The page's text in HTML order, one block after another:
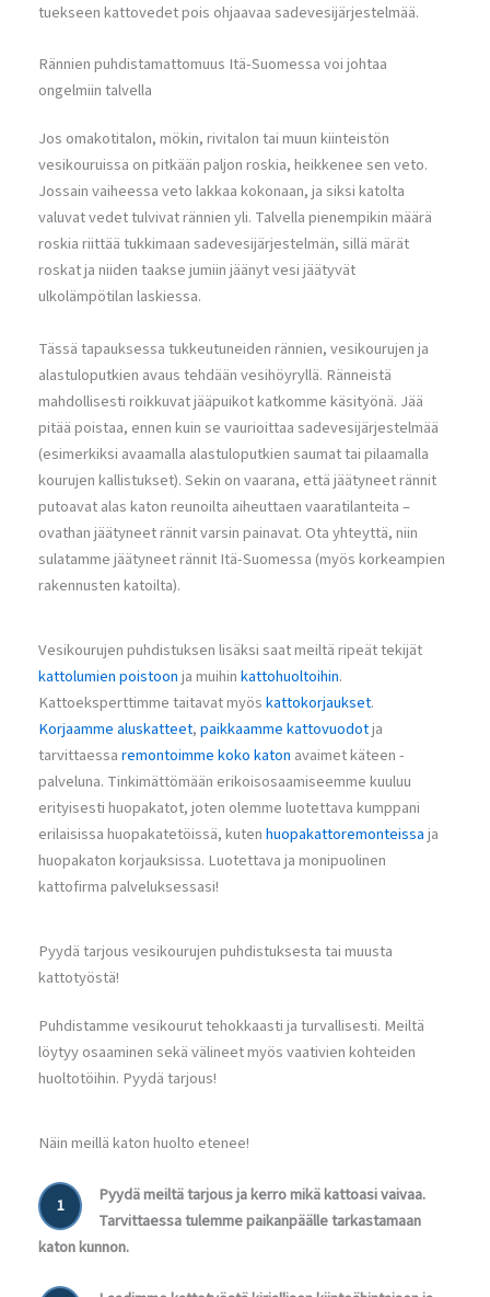
tuekseen kattovedet pois ohjaavaa sadevesijärjestelmää.
Rännien puhdistamattomuus Itä-Suomessa voi johtaa
ongelmiin talvella
Jos omakotitalon, mökin, rivitalon tai muun kiinteistön
vesikouruissa on pitkään paljon roskia, heikkenee sen veto.
Jossain vaiheessa veto lakkaa kokonaan, ja siksi katolta
valuvat vedet tulvivat rännien yli. Talvella pienempikin määrä
roskia riittää tukkimaan sadevesijärjestelmän, sillä märät
roskat ja niiden taakse jumiin jäänyt vesi jäätyvät
ulkolämpötilan laskiessa.
Tässä tapauksessa tukkeutuneiden rännien, vesikourujen ja
alastuloputkien avaus tehdään vesihöyryllä. Ränneistä
mahdollisesti roikkuvat jääpuikot katkomme käsityönä. Jää
pitää poistaa, ennen kuin se vaurioittaa sadevesijärjestelmää
(esimerkiksi avaamalla alastuloputkien saumat tai pilaamalla
kourujen kallistukset). Sekin on vaarana, että jäätyneet rännit
putoavat alas katon reunoilta aiheuttaen vaaratilanteita –
ovathan jäätyneet rännit varsin painavat. Ota yhteyttä, niin
sulatamme jäätyneet rännit Itä-Suomessa (myös korkeampien
rakennusten katoilta).
Vesikourujen puhdistuksen lisäksi saat meiltä ripeät tekijät
kattolumien poistoonja muihinkattohuoltoihin.
Kattoeksperttimme taitavat myöskattokorjaukset.
Korjaamme aluskatteet,paikkaamme kattovuodotja
tarvittaessaremontoimme koko katon avaimet käteen -
palveluna. Tinkimättömään erikoisosaamiseemme kuuluu
erityisesti huopakatot, joten olemme luotettava kumppani
erilaisissa huopakatetöissä, kutenhuopakattoremonteissaja
huopakaton korjauksissa. Luotettava ja monipuolinen
kattofirma palveluksessasi!
Pyydä tarjous vesikourujen puhdistuksesta tai muusta
kattotyöstä!
Puhdistamme vesikourut tehokkaasti ja turvallisesti. Meiltä
löytyy osaaminen sekä välineet myös vaativien kohteiden
huoltotöihin. Pyydä tarjous!
Näin meillä katon huolto etenee!
1
Pyydä meiltä tarjous ja kerro mikä kattoasi vaivaa.
Tarvittaessa tulemme paikanpäälle tarkastamaan
katon kunnon.